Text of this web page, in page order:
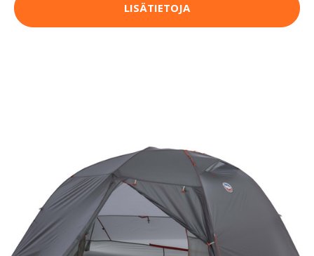
LISÄTIETOJA